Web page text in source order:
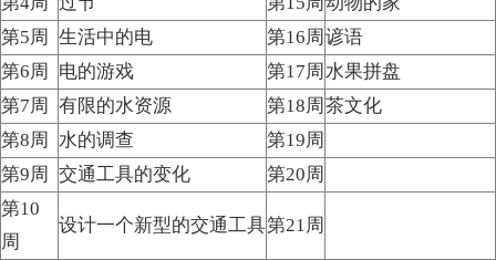
第5周
生活中的电 第16周 谚语
第6周
电的游戏 第17周 水果拼盘
第7周
有限的水资源 第18周 茶文化
第8周
水的调查
第19周
第9周
交通工具的变化
第20周
第10
周
设计一个新型的交通工具第21周